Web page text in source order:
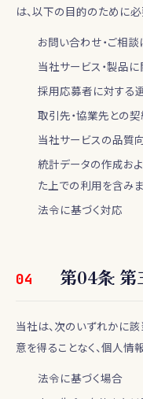
は、以下の目的のために
お問い合わせ・ご相
当社サービス・製品
採用応募者に対する
取引先・協業先との
当社サービスの品質
統計データの作成お
た上での利用を含みま
法令に基づく対応
04 第04条 第
当社は、次のいずれかに
意を得ることなく、個人情
法令に基づく場合